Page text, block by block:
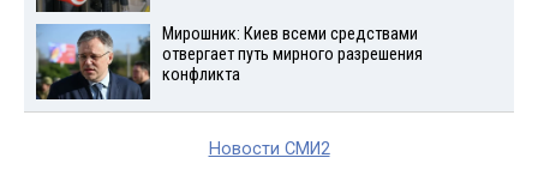
Мирошник: Киев всеми средствами
отвергает путь мирного разрешения
конфликта
Новости СМИ2